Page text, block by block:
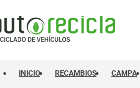
INICIO RECAMBIOS CAMPA